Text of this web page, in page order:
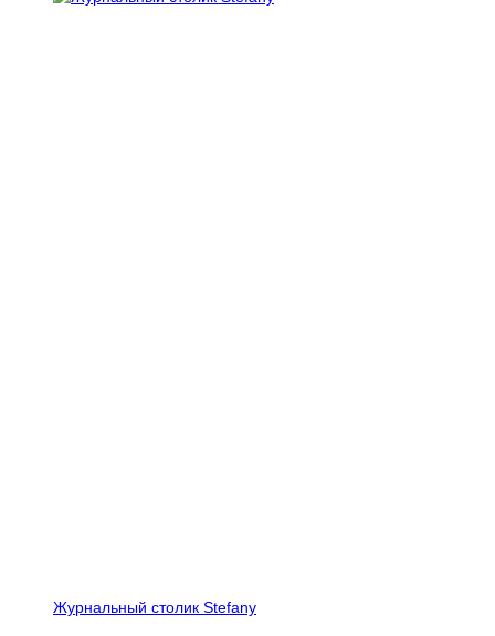
Журнальный столик Stefany